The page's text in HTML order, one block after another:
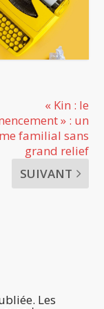
« Kin : le
» : un
familial sans
grand relief
SUIVANT
Les